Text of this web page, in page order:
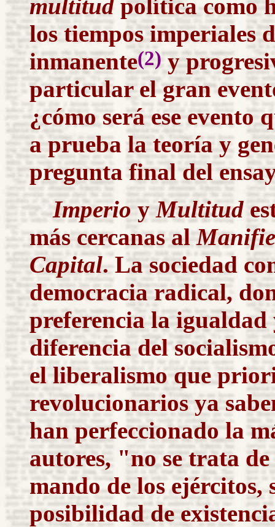
multitud política como
los tiempos imperiales
inmanente(2)y
particular el gran
¿cómo será ese
a prueba la teoría y
pregunta final del
Imperio yMultitud
más cercanas al
Capital. La sociedad
democracia radical,
preferencia la
diferencia del
el liberalismo que
revolucionarios ya
han perfeccionado la
autores, "no se trata
mando de los ejércitos,
posibilidad de